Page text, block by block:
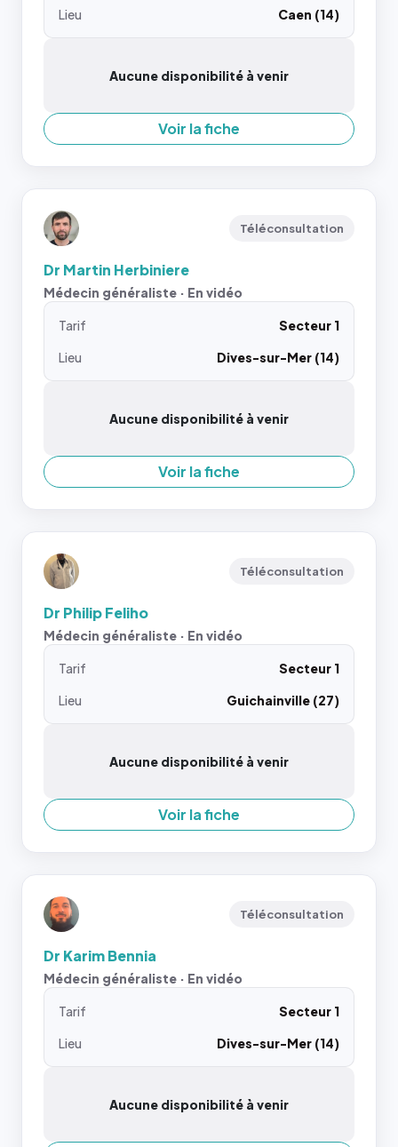
Lieu Caen (14)
Aucune disponibilité à venir
Voir la fiche
Téléconsultation
Dr Martin Herbiniere
Médecin généraliste · En vidéo
Tarif
Secteur 1
Lieu
Dives-sur-Mer (14)
Aucune disponibilité à venir
Voir la fiche
Téléconsultation
Dr Philip Feliho
Médecin généraliste · En vidéo
Tarif
Secteur 1
Lieu
Guichainville (27)
Aucune disponibilité à venir
Voir la fiche
Téléconsultation
Dr Karim Bennia
Médecin généraliste · En vidéo
Tarif
Secteur 1
Lieu
Dives-sur-Mer (14)
Aucune disponibilité à venir